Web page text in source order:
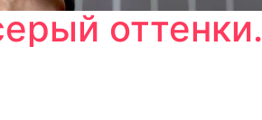
оттенки.